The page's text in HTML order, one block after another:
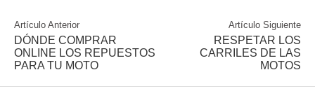
Artículo Anterior
DÓNDE COMPRAR
ONLINE LOS REPUESTOS
PARA TU MOTO
Artículo Siguiente
RESPETAR LOS
CARRILES DE LAS
MOTOS